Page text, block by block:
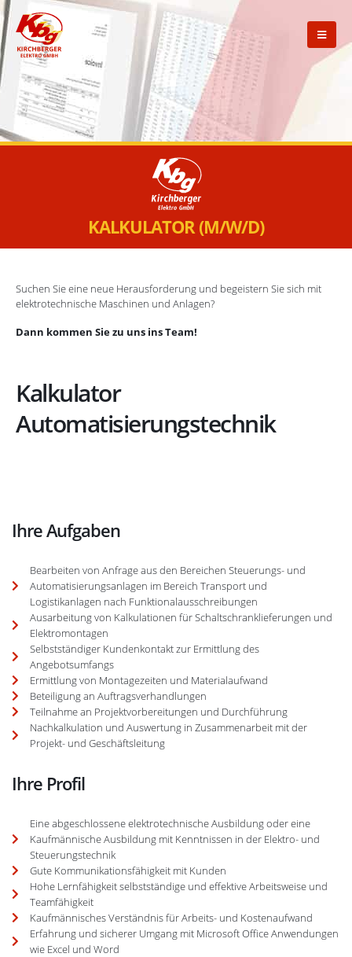
KALKULATOR (M/W/D)
Suchen Sie eine neue Herausforderung und begeistern Sie sich mit
elektrotechnische Maschinen und Anlagen?
Dann kommen Sie zu uns ins Team!
Kalkulator
Automatisierungstechnik
Ihre Aufgaben
Bearbeiten von Anfrage aus den Bereichen Steuerungs- und
Automatisierungsanlagen im Bereich Transport und
Logistikanlagen nach Funktionalausschreibungen
Ausarbeitung von Kalkulationen für Schaltschranklieferungen und
Elektromontagen
Selbstständiger Kundenkontakt zur Ermittlung des
Angebotsumfangs
Ermittlung von Montagezeiten und Materialaufwand
Beteiligung an Auftragsverhandlungen
Teilnahme an Projektvorbereitungen und Durchführung
Nachkalkulation und Auswertung in Zusammenarbeit mit der
Projekt- und Geschäftsleitung
Ihre Profil
Eine abgeschlossene elektrotechnische Ausbildung oder eine
Kaufmännische Ausbildung mit Kenntnissen in der Elektro- und
Steuerungstechnik
Gute Kommunikationsfähigkeit mit Kunden
Hohe Lernfähigkeit selbstständige und effektive Arbeitsweise und
Teamfähigkeit
Kaufmännisches Verständnis für Arbeits- und Kostenaufwand
Erfahrung und sicherer Umgang mit Microsoft Office Anwendungen
wie Excel und Word